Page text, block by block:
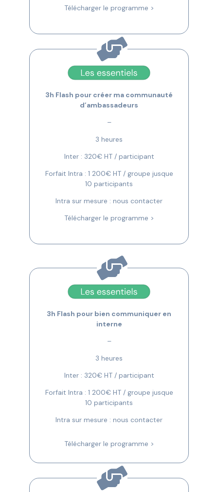
Télécharger le programme >
3h Flash pour créer ma communauté
d’ambassadeurs
–
3 heures
Inter : 320€ HT / participant
Forfait Intra : 1 200€ HT / groupe jusque
10 participants
Intra sur mesure : nous contacter
Télécharger le programme >
3h Flash pour bien communiquer en
interne
–
3 heures
Inter : 320€ HT / participant
Forfait Intra : 1 200€ HT / groupe jusque
10 participants
Intra sur mesure : nous contacter
Télécharger le programme >